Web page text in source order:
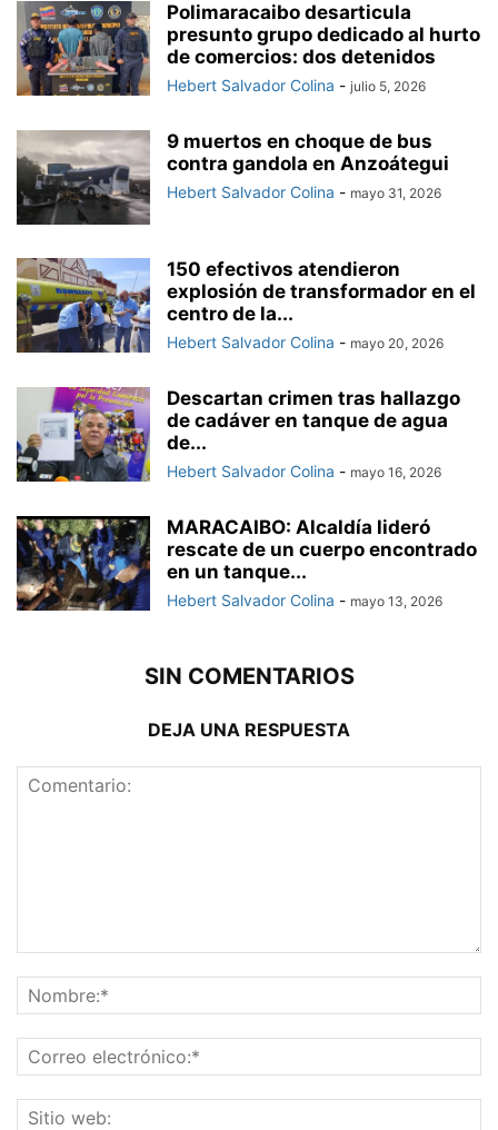
Polimaracaibo desarticula
presunto grupo dedicado al hurto
de comercios: dos detenidos
Hebert Salvador Colina - julio 5, 2026
9 muertos en choque de bus
contra gandola en Anzoátegui
Hebert Salvador Colina - mayo 31, 2026
150 efectivos atendieron
explosión de transformador en el
centro de la...
Hebert Salvador Colina - mayo 20, 2026
Descartan crimen tras hallazgo
de cadáver en tanque de agua
de...
Hebert Salvador Colina - mayo 16, 2026
MARACAIBO: Alcaldía lideró
rescate de un cuerpo encontrado
en un tanque...
Hebert Salvador Colina - mayo 13, 2026
SIN COMENTARIOS
DEJA UNA RESPUESTA